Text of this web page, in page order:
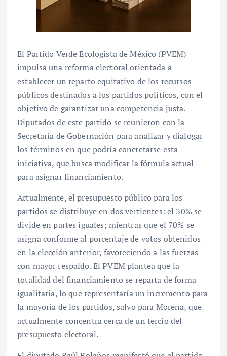
El Partido Verde Ecologista de México (PVEM)
impulsa una reforma electoral orientada a
establecer un reparto equitativo de los recursos
públicos destinados a los partidos políticos, con el
objetivo de garantizar una competencia justa.
Diputados de este partido se reunieron con la
Secretaría de Gobernación para analizar y dialogar
los términos en que podría concretarse esta
iniciativa, que busca modificar la fórmula actual
para asignar financiamiento.
Actualmente, el presupuesto público para los
partidos se distribuye en dos vertientes: el 30% se
divide en partes iguales; mientras que el 70% se
asigna conforme al porcentaje de votos obtenidos
en la elección anterior, favoreciendo a las fuerzas
con mayor respaldo. El PVEM plantea que la
totalidad del financiamiento se reparta de forma
igualitaria, lo que representaría un incremento para
la mayoría de los partidos, salvo para Morena, que
actualmente concentra cerca de un tercio del
presupuesto electoral.